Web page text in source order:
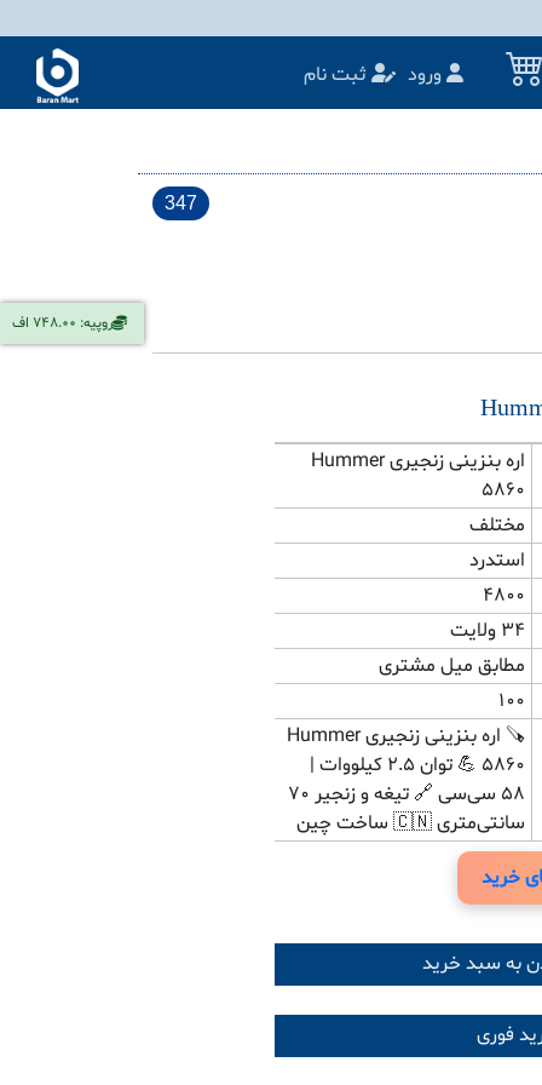
ورود ثبت نام
روپیه: 748.00 اف
347
اره بنزینی زنجیری Hummer
5860
مختلف
استدرد
4800
34 ولایت
مطابق میل مشتری
100
🪚 اره بنزینی زنجیری Hummer
5860 💪 توان ۲.۵ کیلووات |
۵۸ سی‌سی 🔗 تیغه و زنجیر ۷۰
سانتی‌متری 🇨🇳 ساخت چین
خرید
به سبد خرید
فوری